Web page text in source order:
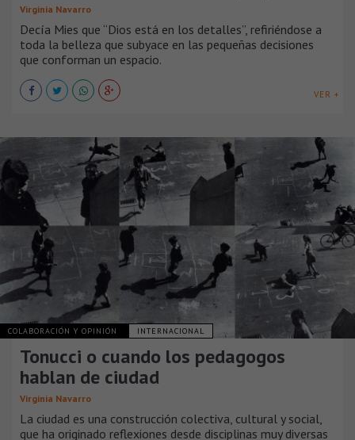
Virginia Navarro
Decía Mies que “Dios está en los detalles”, refiriéndose a
toda la belleza que subyace en las pequeñas decisiones
que conforman un espacio.
VER +
COLABORACIÓN Y OPINIÓN INTERNACIONAL
Tonucci o cuando los pedagogos
hablan de ciudad
Virginia Navarro
La ciudad es una construcción colectiva, cultural y social,
que ha originado reflexiones desde disciplinas muy diversas